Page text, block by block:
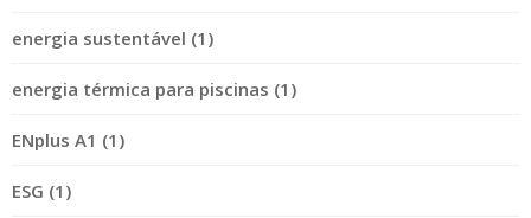
energia sustentável (1)
energia térmica para piscinas (1)
ENplus A1 (1)
ESG (1)